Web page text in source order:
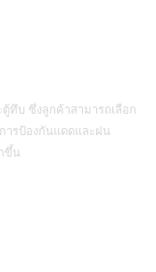
ทึบ ซึ่งลูกค้าสามารถเลือก
ารป้องกันแดดและฝน
ขึ้น